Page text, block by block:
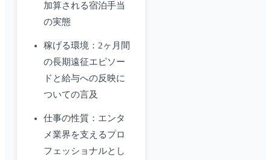
加算される宿泊手当
の実態
稼げる環境：2ヶ月間
の長期遠征エピソー
ドと給与への反映に
ついての言及
仕事の性質：エンタ
メ業界を支えるプロ
フェッショナルとし